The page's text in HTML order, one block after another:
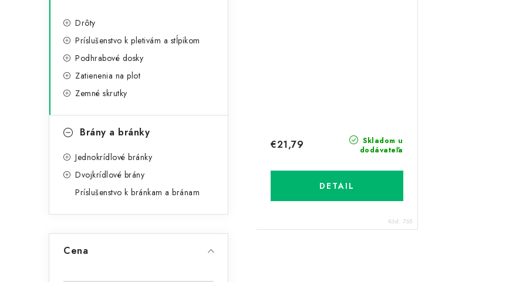
Drôty
Príslušenstvo k pletivám a stĺpikom
Podhrabové dosky
Zatienenia na plot
Zemné skrutky
Brány a bránky
Jednokrídlové bránky
Dvojkrídlové brány
Príslušenstvo k bránkam a bránam
Cena
Skladom u
dodávateľa
€21,79
DETAIL
Kód:765